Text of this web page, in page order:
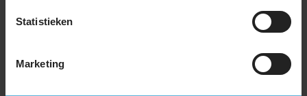
Statistieken
Marketing
17-inch banden
205/50R17 93H EXTRALOAD